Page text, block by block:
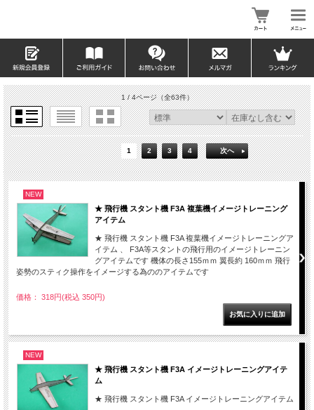
1 / 4ページ（全63件）
1 2 3 4 次へ
NEW
★ 飛行機 スタント機 F3A 複葉機イメージトレーニング
アイテム
★ 飛行機 スタント機 F3A 複葉機イメージトレーニングア
イテム 、 F3A等スタントの飛行用のイメージトレーニン
グアイテムです 機体の長さ155ｍｍ 翼長約 160ｍｍ 飛行
姿勢のスティク操作をイメージする為ののアイテムです
価格： 318円(税込 350円)
NEW
★ 飛行機 スタント機 F3A イメージトレーニングアイテ
ム
★ 飛行機 スタント機 F3A イメージトレーニングアイテム